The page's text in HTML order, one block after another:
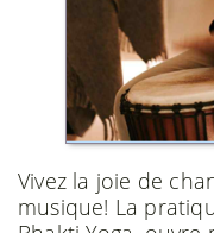
Vivez la joie de
musique! La